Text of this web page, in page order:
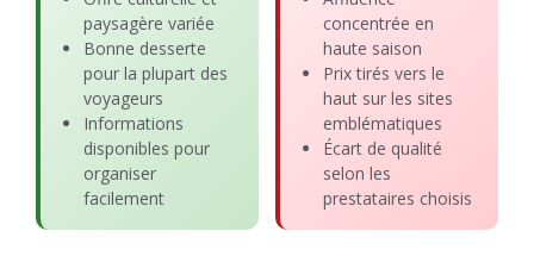
paysagère variée
Bonne desserte
pour la plupart des
voyageurs
Informations
disponibles pour
organiser
facilement
concentrée en
haute saison
Prix tirés vers le
haut sur les sites
emblématiques
Écart de qualité
selon les
prestataires choisis